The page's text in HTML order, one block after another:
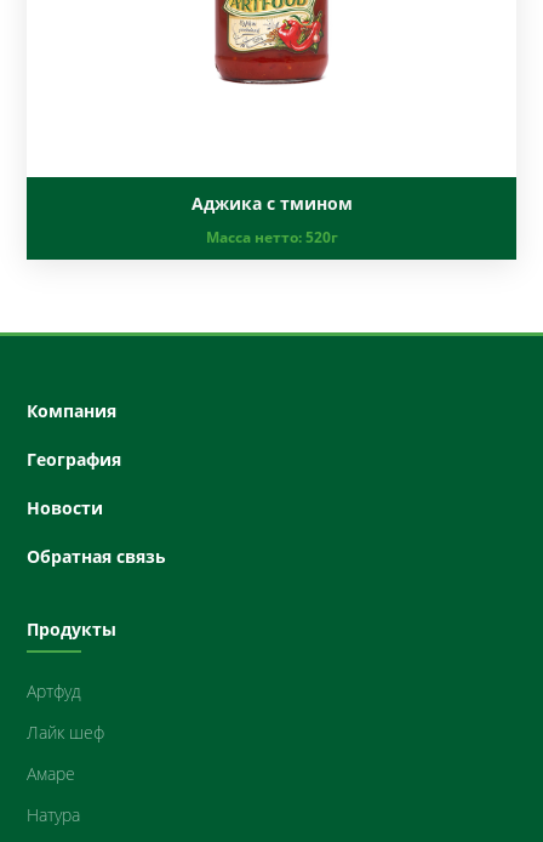
Аджика с тмином
Масса нетто:520г
Компания
География
Новости
Oбратная связь
Продукты
Артфуд
Лайк шеф
Амарe
Нaтурa